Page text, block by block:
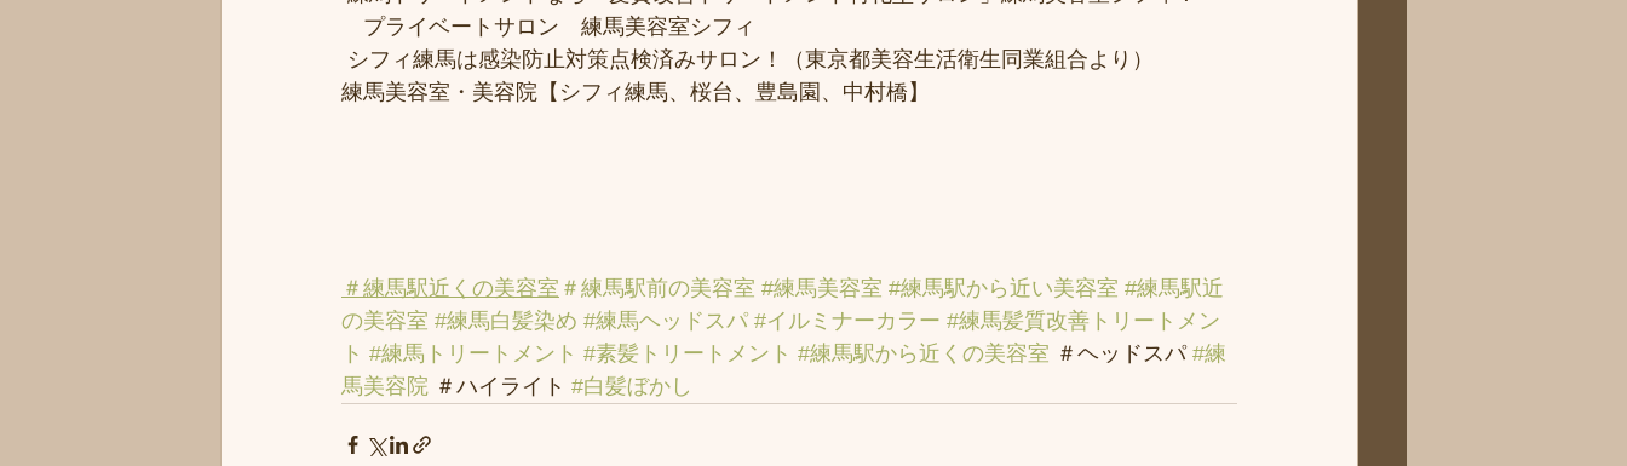
プライベートサロン　練馬美容室シフィ
シフィ練馬は感染防止対策点検済みサロン！（東京都美容生活衛生同業組合より）
練馬美容室・美容院【シフィ練馬、桜台、豊島園、中村橋】
＃練馬駅近くの美容室 ＃練馬駅前の美容室 #練馬美容室 #練馬駅から近い美容室 #練馬駅近
の美容室 #練馬白髪染め #練馬ヘッドスパ #イルミナーカラー #練馬髪質改善トリートメン
ト #練馬トリートメント #素髪トリートメント #練馬駅から近くの美容室 ＃ヘッドスパ #練
馬美容院 ＃ハイライト #白髪ぼかし